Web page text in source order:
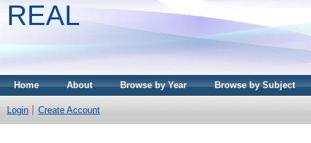
REAL
Home About Browse by Year Browse by Subject
Login Create Account